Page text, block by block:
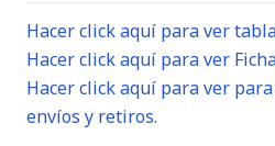
Hacer click aquí para ver
Hacer click aquí para ver
Hacer click aquí para ver
envíos y retiros.